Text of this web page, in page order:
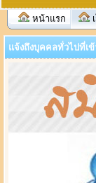
หน้าแรก
แจ้งถึงบุคคลทั่วไปที่เ